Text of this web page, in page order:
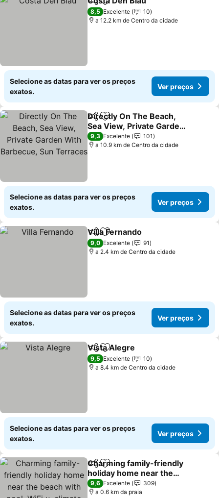
PartilharAdicionar aos favoritos
8,5 Excelente
10
a 12.2 km de Centro da cidade
Selecione as datas para ver os preços
exatos.
Ver preços
PartilharAdicionar aos favoritos
Directly On The Beach,
Sea View, Private Garden
With Barbecue, Sun
Terraces
Ver preços
9,3 Excelente
101
a 10.9 km de Centro da cidade
Selecione as datas para ver os preços
exatos.
Ver preços
PartilharAdicionar aos favoritos
Villa Fernando
9,0 Excelente
91
a 2.4 km de Centro da cidade
Selecione as datas para ver os preços
exatos.
Ver preços
PartilharAdicionar aos favoritos
Vista Alegre
9,5 Excelente
10
a 8.4 km de Centro da cidade
Selecione as datas para ver os preços
exatos.
Ver preços
PartilharAdicionar aos favoritos
Charming family-friendly
holiday home near the
beach with pool, WiFi u.
climate
Ver preços
9,6 Excelente
309
a 0.6 km da praia